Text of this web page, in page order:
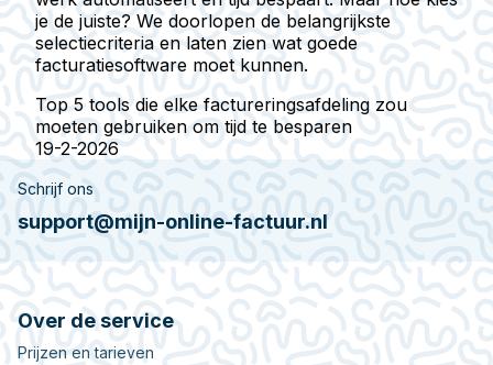
je de juiste? We doorlopen de belangrijkste
selectiecriteria en laten zien wat goede
facturatiesoftware moet kunnen.
Top 5 tools die elke factureringsafdeling zou
moeten gebruiken om tijd te besparen
19-2-2026
Schrijf ons
support@mijn-online-factuur.nl
Over de service
Prijzen en tarieven